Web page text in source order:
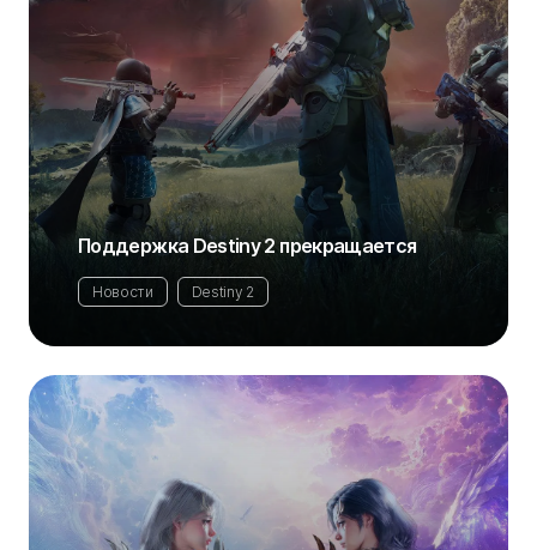
Поддержка Destiny 2 прекращается
Новости Destiny 2